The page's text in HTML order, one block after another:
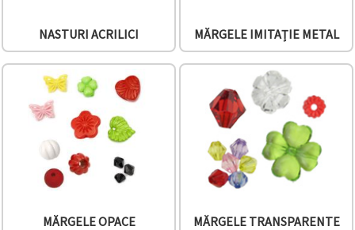
un tip de
cookie -uri
dat și
făcând clic
pe butonul
Аcceptati
toate!
NASTURI ACRILICI MĂRGELE IMITAȚIE METAL
MĂRGELE OPACE MĂRGELE TRANSPARENTE